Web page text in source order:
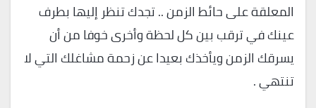
المعلقة على حائط الزمن .. تجدك تنظر إليها بطرف
عينك في ترقب بين كل لحظة وأخرى خوفا من أن
يسرقك الزمن ويأخذك بعيدا عن زحمة مشاغلك التي لا
تنتهي .